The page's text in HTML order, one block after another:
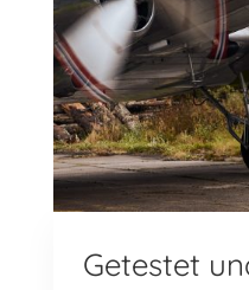
Getestet